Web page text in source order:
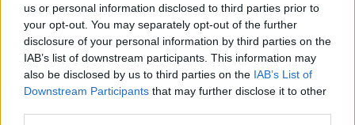
us or personal information disclosed to third parties prior to
your opt-out. You may separately opt-out of the further
disclosure of your personal information by third parties on the
IAB’s list of downstream participants. This information may
also be disclosed by us to third parties on the IAB’s List of
Downstream Participants that may further disclose it to other
krzywd, które nigdy nie zostały wyjaśnione,
rozliczone i nadal stanowią kość niezgody
pomiędzy nimi. Wielu bohaterów zostaje przez
fantastyczne postacie rozliczonych ze swoich